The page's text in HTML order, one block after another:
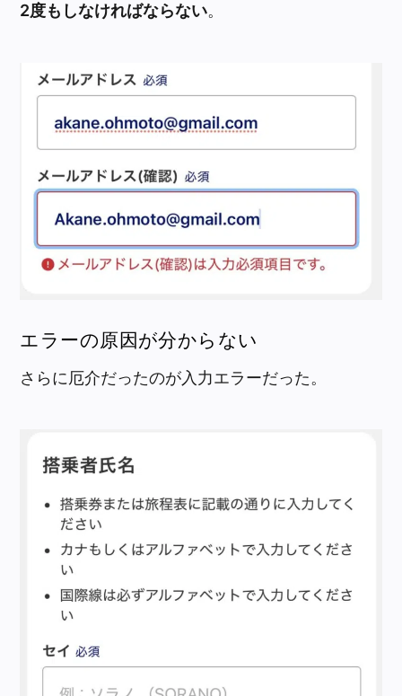
2度もしなければならない。
エラーの原因が分からない
さらに厄介だったのが入力エラーだった。